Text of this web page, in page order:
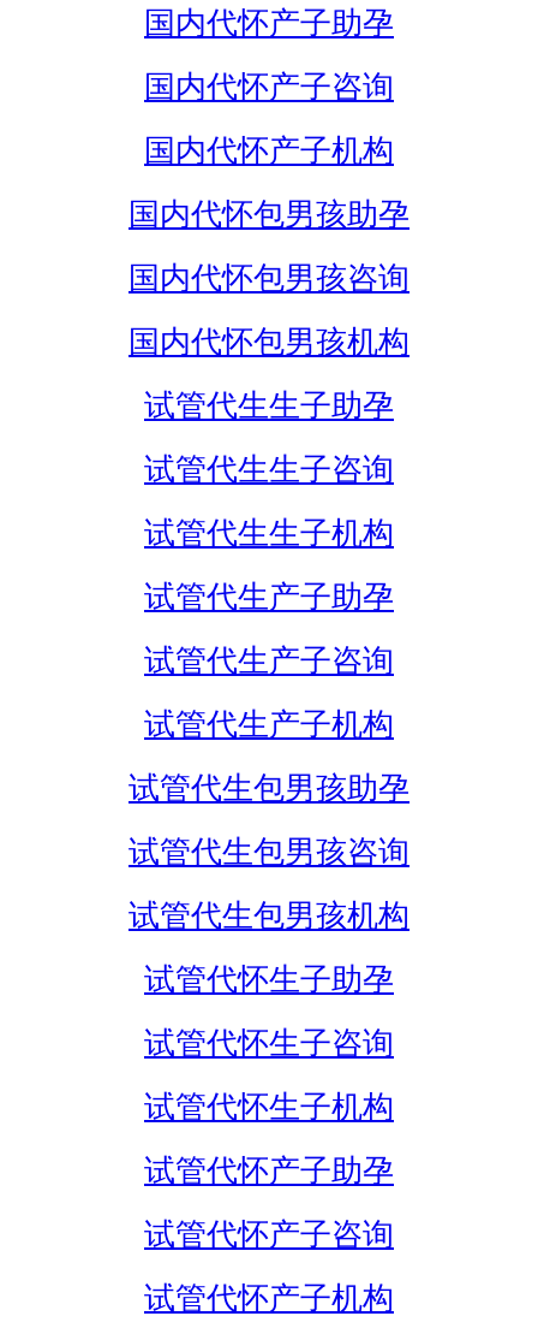
国内代怀产子助孕
国内代怀产子咨询
国内代怀产子机构
国内代怀包男孩助孕
国内代怀包男孩咨询
国内代怀包男孩机构
试管代生生子助孕
试管代生生子咨询
试管代生生子机构
试管代生产子助孕
试管代生产子咨询
试管代生产子机构
试管代生包男孩助孕
试管代生包男孩咨询
试管代生包男孩机构
试管代怀生子助孕
试管代怀生子咨询
试管代怀生子机构
试管代怀产子助孕
试管代怀产子咨询
试管代怀产子机构